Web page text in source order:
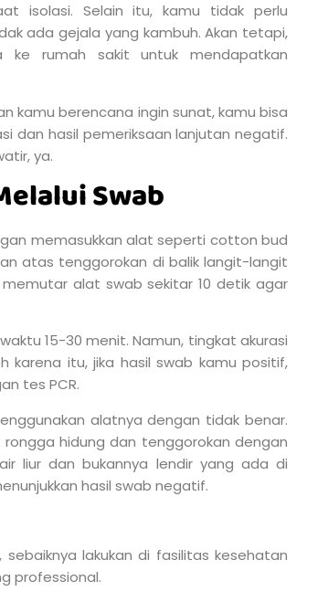
isolasi. Selain itu, kamu tidak perlu
ada gejala yang kambuh. Akan tetapi,
ke rumah sakit untuk mendapatkan
kamu berencana ingin sunat, kamu bisa
dan hasil pemeriksaan lanjutan negatif.
ya.
Swab
memasukkan alat seperti cotton bud
atas tenggorokan di balik langit-langit
alat swab sekitar 10 detik agar
15-30 menit. Namun, tingkat akurasi
karena itu, jika hasil swab kamu positif,
tes PCR.
alatnya dengan tidak benar.
hidung dan tenggorokan dengan
liur dan bukannya lendir yang ada di
hasil swab negatif.
lakukan di fasilitas kesehatan
professional.